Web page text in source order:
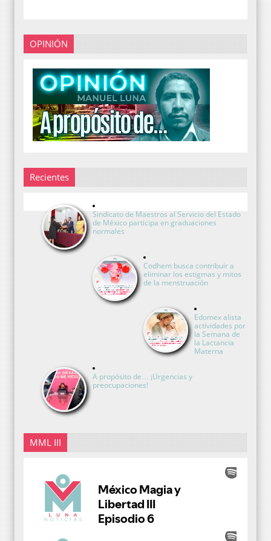
OPINIÓN
Recientes
Sindicato de Maestros al Servicio del Estado
de México participa en graduaciones
normales
Codhem busca contribuir a
eliminar los estigmas y mitos
de la menstruación
Edomex alista
actividades por
la Semana de
la Lactancia
Materna
A propósito de… ¡Urgencias y
preocupaciones!
MML III